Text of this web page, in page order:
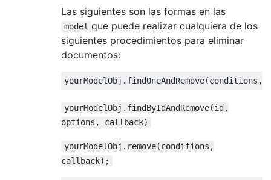
Las siguientes son las formas en las
model que puede realizar cualquiera de los
siguientes procedimientos para eliminar
documentos:
yourModelObj . findOneAndRemove(conditions ,
yourModelObj.findByIdAndRemove(id,
options, callback)
yourModelObj.remove(conditions,
callback);